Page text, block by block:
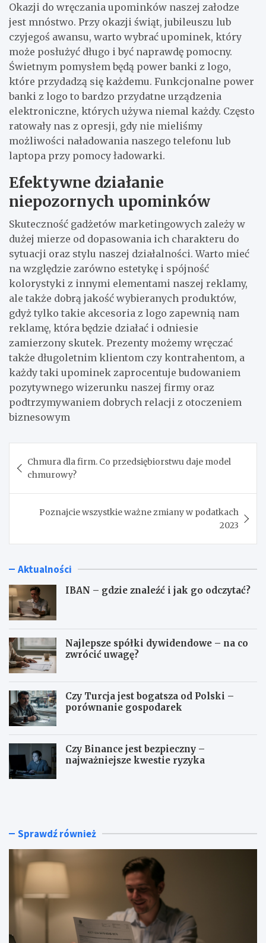
Okazji do wręczania upominków naszej załodze
jest mnóstwo. Przy okazji świąt, jubileuszu lub
czyjegoś awansu, warto wybrać upominek, który
może posłużyć długo i być naprawdę pomocny.
Świetnym pomysłem będą power banki z logo,
które przydadzą się każdemu. Funkcjonalne power
banki z logo to bardzo przydatne urządzenia
elektroniczne, których używa niemal każdy. Często
ratowały nas z opresji, gdy nie mieliśmy
możliwości naładowania naszego telefonu lub
laptopa przy pomocy ładowarki.
Efektywne działanie
niepozornych upominków
Skuteczność gadżetów marketingowych zależy w
dużej mierze od dopasowania ich charakteru do
sytuacji oraz stylu naszej działalności. Warto mieć
na względzie zarówno estetykę i spójność
kolorystyki z innymi elementami naszej reklamy,
ale także dobrą jakość wybieranych produktów,
gdyż tylko takie akcesoria z logo zapewnią nam
reklamę, która będzie działać i odniesie
zamierzony skutek. Prezenty możemy wręczać
także długoletnim klientom czy kontrahentom, a
każdy taki upominek zaprocentuje budowaniem
pozytywnego wizerunku naszej firmy oraz
podtrzymywaniem dobrych relacji z otoczeniem
biznesowym
wpisu
Chmura dla firm. Co przedsiębiorstwu daje model
chmurowy?
Poznajcie wszystkie ważne zmiany w podatkach
2023
Aktualności
IBAN – gdzie znaleźć i jak go odczytać?
Najlepsze spółki dywidendowe – na co
zwrócić uwagę?
Czy Turcja jest bogatsza od Polski –
porównanie gospodarek
Czy Binance jest bezpieczny –
najważniejsze kwestie ryzyka
I
g
n
e
N
p
ó
i
Sprawdź również